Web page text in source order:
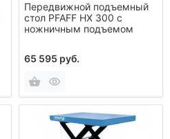
Передвижной подъемный
стол PFAFF НХ 300 с
ножничным подъемом
65 595 руб.